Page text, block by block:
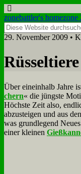
zonebattler's homezone
29. November 2009 •
Rüs­sel­tie­re
Über ein­ein­halb Jah­re
chern« die jüng­ste
Höch­ste Zeit al­so,
ab­zu­stei­gen und aus
was grund­le­gend
ei­ner klei­nen